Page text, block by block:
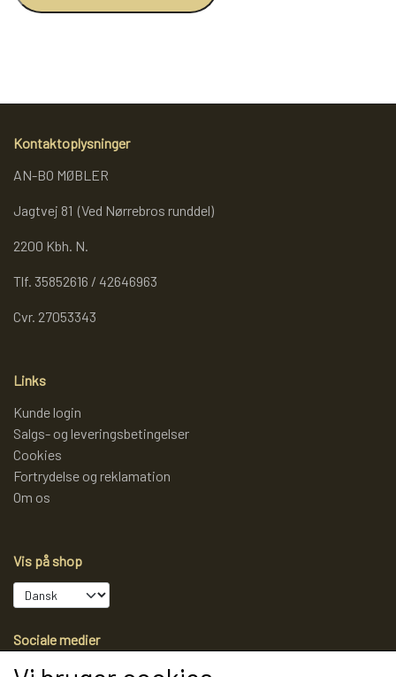
REOLSÆT
Kontaktoplysninger
AN-BO MØBLER
Jagtvej 81 (Ved Nørrebros runddel)
2200 Kbh. N.
Tlf. 35852616 / 42646963
Cvr. 27053343
Links
Kunde login
Salgs- og leveringsbetingelser
Cookies
Fortrydelse og reklamation
Om os
Vis på shop
Sociale medier